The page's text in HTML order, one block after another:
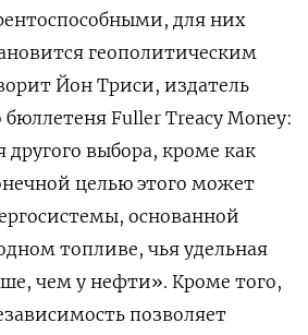
для них
геополитическим
Йон Триси, издатель
Fuller Treacy Money:
другого выбора, кроме как
целью этого может
основанной
топливе, чья удельная
чем у нефти». Кроме того,
позволяет